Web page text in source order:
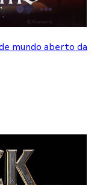
mundo aberto da